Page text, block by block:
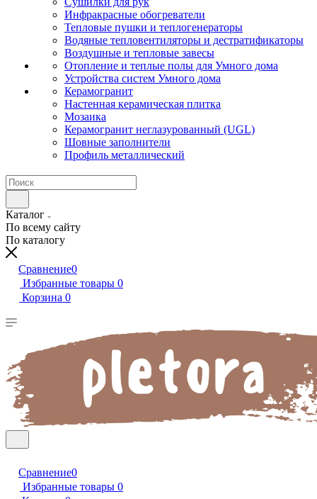
Инфракрасные обогреватели
Тепловые пушки и теплогенераторы
Водяные тепловентиляторы и дестратификаторы
Воздушные и тепловые завесы
Отопление и теплые полы для Умного дома
Устройства систем Умного дома
Керамогранит
Настенная керамическая плитка
Мозаика
Керамогранит неглазурованный (UGL)
Шовные заполнители
Профиль металлический
Каталог
По всему сайту
По каталогу
Сравнение0
Избранные товары 0
Корзина 0
Сравнение0
Избранные товары 0